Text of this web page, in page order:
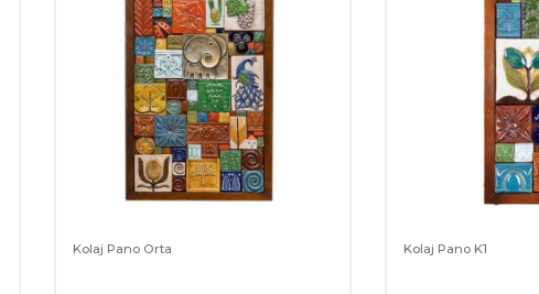
Kolaj Pano Orta Kolaj Pano K1